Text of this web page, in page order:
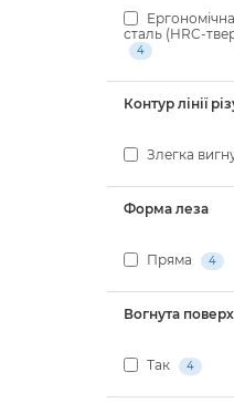
сталь (HRC-
4
Контур лінії
Злегка
Форма леза
Пряма 4
Вогнута
Так 4